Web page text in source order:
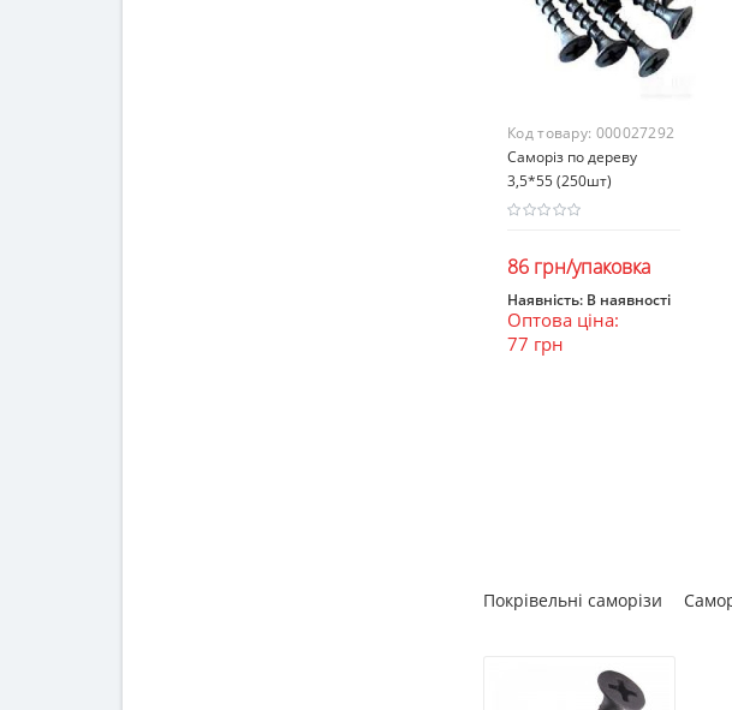
Код товару: 000027292
Саморіз по дереву
3,5*55 (250шт)
86 грн/упаковка
В кошик
Наявність: В наявності
Оптова ціна:
77 грн
Покрівельні саморізи